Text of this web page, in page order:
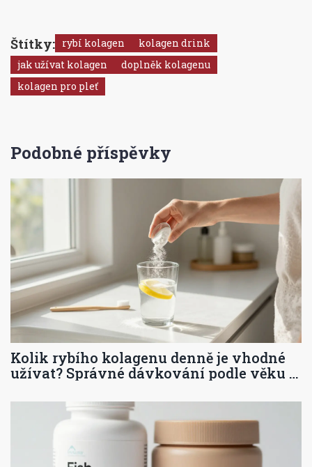
Štítky: rybí kolagen
kolagen drink
jak užívat kolagen
doplněk kolagenu
kolagen pro pleť
Podobné příspěvky
Kolik rybího kolagenu denně je vhodné
užívat? Správné dávkování podle věku a